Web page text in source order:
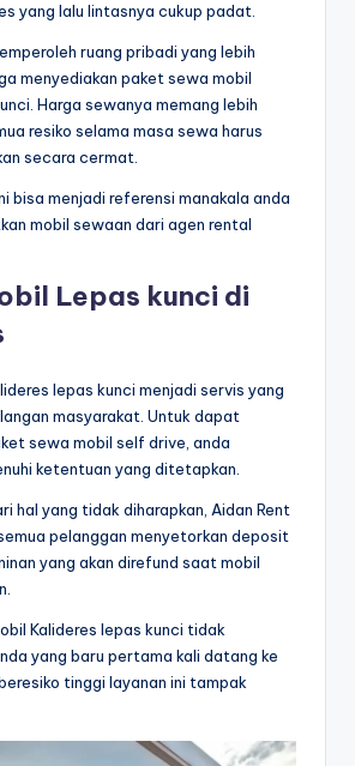
yang lalu lintasnya cukup padat.
ruang pribadi yang lebih
menyediakan paket sewa mobil
Harga sewanya memang lebih
resiko selama masa sewa harus
secara cermat.
bisa menjadi referensi manakala anda
mobil sewaan dari agen rental
Lepas kunci di
lepas kunci menjadi servis yang
masyarakat. Untuk dapat
sewa mobil self drive, anda
ketentuan yang ditetapkan.
hal yang tidak diharapkan, Aidan Rent
pelanggan menyetorkan deposit
yang akan direfund saat mobil
Kalideres lepas kunci tidak
yang baru pertama kali datang ke
tinggi layanan ini tampak